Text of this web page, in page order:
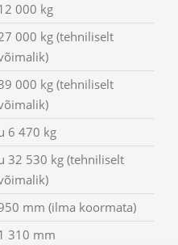
000 kg
000 kg (tehniliselt
000 kg (tehniliselt
6 470 kg
32 530 kg (tehniliselt
mm (ilma koormata)
310 mm